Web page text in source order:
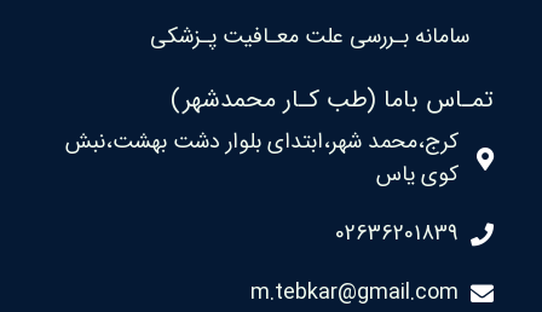
سامانه بـررسی علت معـافیت پـزشکی
تمـاس باما (طب کـار محمدشهر)
کرج،محمد شهر،ابتدای بلوار دشت بهشت،نبش
کوی یاس
02636201839
m.tebkar@gmail.com